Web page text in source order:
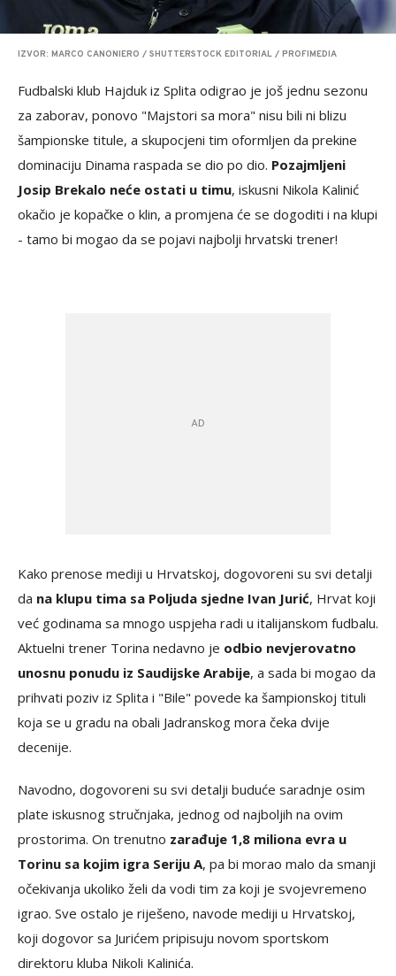
IZVOR: MARCO CANONIERO / SHUTTERSTOCK EDITORIAL / PROFIMEDIA
Fudbalski klub Hajduk iz Splita odigrao je još jednu sezonu
za zaborav, ponovo "Majstori sa mora" nisu bili ni blizu
šampionske titule, a skupocjeni tim oformljen da prekine
dominaciju Dinama raspada se dio po dio. Pozajmljeni
Josip Brekalo neće ostati u timu, iskusni Nikola Kalinić
okačio je kopačke o klin, a promjena će se dogoditi i na klupi
- tamo bi mogao da se pojavi najbolji hrvatski trener!
Kako prenose mediji u Hrvatskoj, dogovoreni su svi detalji
da na klupu tima sa Poljuda sjedne Ivan Jurić, Hrvat koji
već godinama sa mnogo uspjeha radi u italijanskom fudbalu.
Aktuelni trener Torina nedavno je odbio nevjerovatno
unosnu ponudu iz Saudijske Arabije, a sada bi mogao da
prihvati poziv iz Splita i "Bile" povede ka šampionskoj tituli
koja se u gradu na obali Jadranskog mora čeka dvije
decenije.
Navodno, dogovoreni su svi detalji buduće saradnje osim
plate iskusnog stručnjaka, jednog od najboljih na ovim
prostorima. On trenutno zarađuje 1,8 miliona evra u
Torinu sa kojim igra Seriju A, pa bi morao malo da smanji
očekivanja ukoliko želi da vodi tim za koji je svojevremeno
igrao. Sve ostalo je riješeno, navode mediji u Hrvatskoj,
koji dogovor sa Jurićem pripisuju novom sportskom
direktoru kluba Nikoli Kalinića.